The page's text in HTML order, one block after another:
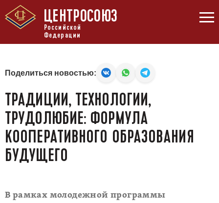
ЦЕНТРОСОЮЗ
Российской
Федерации
Поделиться новостью:
ТРАДИЦИИ, ТЕХНОЛОГИИ,
ТРУДОЛЮБИЕ: ФОРМУЛА
КООПЕРАТИВНОГО ОБРАЗОВАНИЯ
БУДУЩЕГО
В рамках молодежной программы